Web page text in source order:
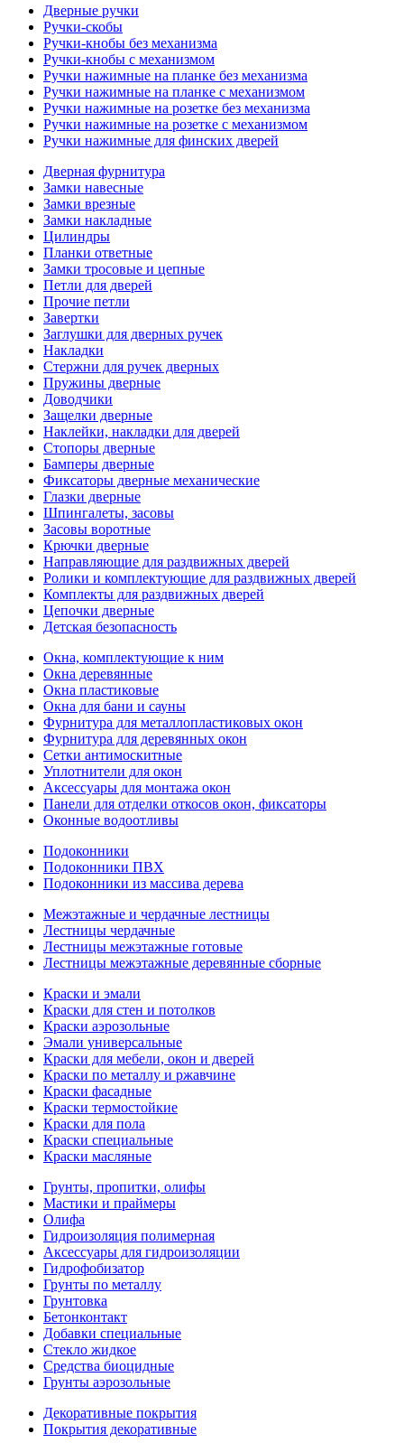
Дверные ручки
Ручки-скобы
Ручки-кнобы без механизма
Ручки-кнобы с механизмом
Ручки нажимные на планке без механизма
Ручки нажимные на планке с механизмом
Ручки нажимные на розетке без механизма
Ручки нажимные на розетке с механизмом
Ручки нажимные для финских дверей
Дверная фурнитура
Замки навесные
Замки врезные
Замки накладные
Цилиндры
Планки ответные
Замки тросовые и цепные
Петли для дверей
Прочие петли
Завертки
Заглушки для дверных ручек
Накладки
Стержни для ручек дверных
Пружины дверные
Доводчики
Защелки дверные
Наклейки, накладки для дверей
Стопоры дверные
Бамперы дверные
Фиксаторы дверные механические
Глазки дверные
Шпингалеты, засовы
Засовы воротные
Крючки дверные
Направляющие для раздвижных дверей
Ролики и комплектующие для раздвижных дверей
Комплекты для раздвижных дверей
Цепочки дверные
Детская безопасность
Окна, комплектующие к ним
Окна деревянные
Окна пластиковые
Окна для бани и сауны
Фурнитура для металлопластиковых окон
Фурнитура для деревянных окон
Сетки антимоскитные
Уплотнители для окон
Аксессуары для монтажа окон
Панели для отделки откосов окон, фиксаторы
Оконные водоотливы
Подоконники
Подоконники ПВХ
Подоконники из массива дерева
Межэтажные и чердачные лестницы
Лестницы чердачные
Лестницы межэтажные готовые
Лестницы межэтажные деревянные сборные
Краски и эмали
Краски для стен и потолков
Краски аэрозольные
Эмали универсальные
Краски для мебели, окон и дверей
Краски по металлу и ржавчине
Краски фасадные
Краски термостойкие
Краски для пола
Краски специальные
Краски масляные
Грунты, пропитки, олифы
Мастики и праймеры
Олифа
Гидроизоляция полимерная
Аксессуары для гидроизоляции
Гидрофобизатор
Грунты по металлу
Грунтовка
Бетонконтакт
Добавки специальные
Стекло жидкое
Средства биоцидные
Грунты аэрозольные
Декоративные покрытия
Покрытия декоративные